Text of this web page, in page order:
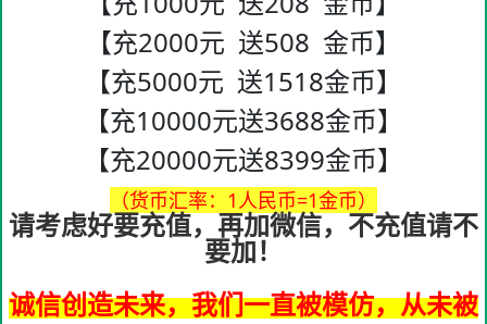
【充2000元 送508 金币】
【充5000元 送1518金币】
【充10000元送3688金币】
【充20000元送8399金币】
（货币汇率：1人民币=1金币）
请考虑好要充值，再加微信，不充值请不
要加！
诚信创造未来，我们一直被模仿，从未被